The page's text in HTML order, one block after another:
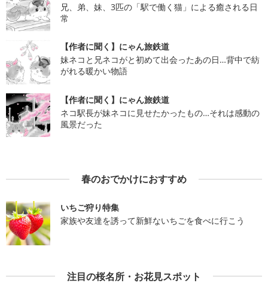
兄、弟、妹、3匹の「駅で働く猫」による癒される日
常
【作者に聞く】にゃん旅鉄道
妹ネコと兄ネコがと初めて出会ったあの日…背中で紡
がれる暖かい物語
【作者に聞く】にゃん旅鉄道
ネコ駅長が妹ネコに見せたかったもの…それは感動の
風景だった
春のおでかけにおすすめ
いちご狩り特集
家族や友達を誘って新鮮ないちごを食べに行こう
注目の桜名所・お花見スポット